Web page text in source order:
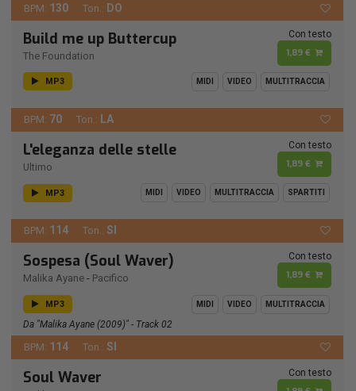
BPM: 130 Ton.: DO
Build me up Buttercup
The Foundation
Con testo
1,89 €
MP3 MIDI VIDEO MULTITRACCIA
BPM: 70 Ton.: LA
L'eleganza delle stelle
Ultimo
Con testo
1,89 €
MP3 MIDI VIDEO MULTITRACCIA SPARTITI
BPM: 114 Ton.: SI
Sospesa (Soul Waver)
Malika Ayane - Pacifico
Con testo
1,89 €
MP3 MIDI VIDEO MULTITRACCIA
Da "Malika Ayane (2009)" - Track 02
BPM: 114 Ton.: SI
Soul Waver Con testo